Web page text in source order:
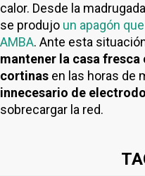
calor. Desde la
se produjo un apagón
AMBA. Ante esta
mantener la casa fresca
cortinas en las horas de
innecesario de
sobrecargar la red.